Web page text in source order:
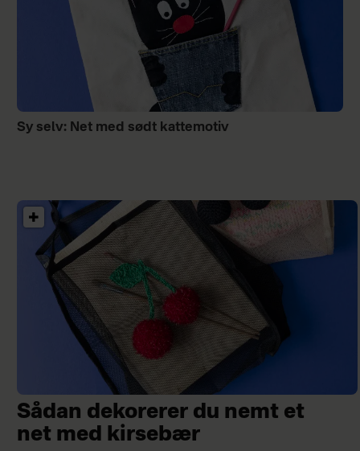
Sy selv: Net med sødt kattemotiv
Sådan dekorerer du nemt et
net med kirsebær